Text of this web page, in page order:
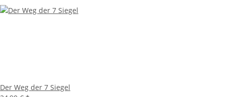
Der Weg der 7 Siegel